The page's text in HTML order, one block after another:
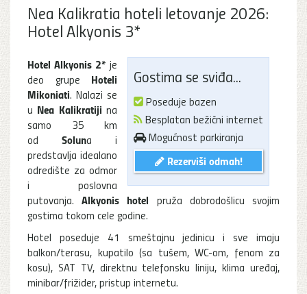
Nea Kalikratia hoteli letovanje 2026:
Hotel Alkyonis 3*
Gostima se sviđa...
Poseduje bazen
Besplatan bežični internet
Mogućnost parkiranja
Rezerviši odmah!
Hotel Alkyonis 2* je
deo grupe Hoteli
Mikoniati. Nalazi se
u Nea Kalikratiji na
samo 35 km
od Soluna i
predstavlja idealano
odredište za odmor
i poslovna
putovanja.Alkyonis hotel pruža dobrodošlicu svojim
gostima tokom cele godine.
Hotel poseduje 41 smeštajnu jedinicu i sve imaju
balkon/terasu, kupatilo (sa tušem, WC-om, fenom za
kosu), SAT TV, direktnu telefonsku liniju, klima uređaj,
minibar/frižider, pristup internetu.